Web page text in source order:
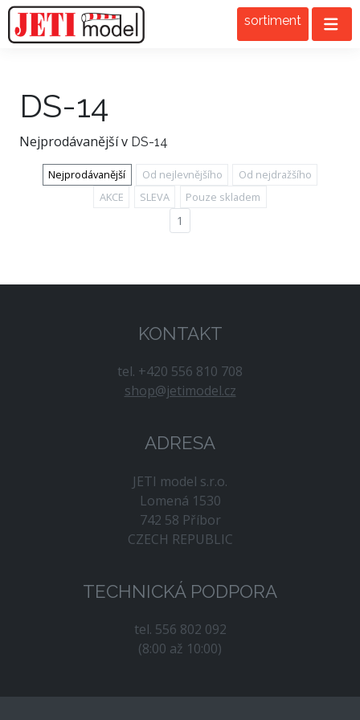
sortiment
DS-14
Nejprodávanější v DS-14
Nejprodávanější Od nejlevnějšího
Od nejdražšího
AKCE
SLEVA Pouze skladem
1
KONTAKT
tel. +420 556 810 708
shop@jetimodel.cz
ADRESA
JETI model s.r.o.
Lomená 1530
742 58 Příbor
CZECH REPUBLIC
TECHNICKÁ PODPORA
tel. 556 802 092
(8:00 až 10:00)